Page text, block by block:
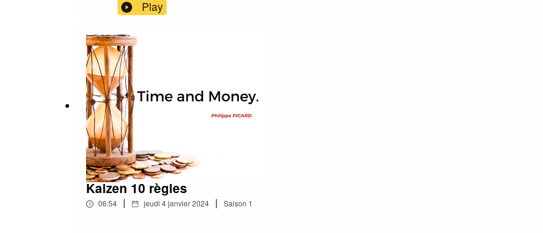
Play
Kaizen 10 règles
06:54 | jeudi 4 janvier 2024 | Saison 1